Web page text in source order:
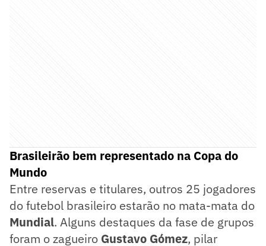
Brasileirão bem representado na Copa do
Mundo
Entre reservas e titulares, outros 25 jogadores
do futebol brasileiro estarão no mata-mata do
Mundial. Alguns destaques da fase de grupos
foram o zagueiro Gustavo Gómez, pilar